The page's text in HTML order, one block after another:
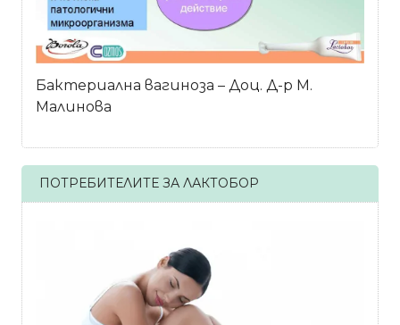
Бактериална вагиноза – Доц. Д-р М.
Малинова
ПОТРЕБИТЕЛИТЕ ЗА ЛАКТОБОР